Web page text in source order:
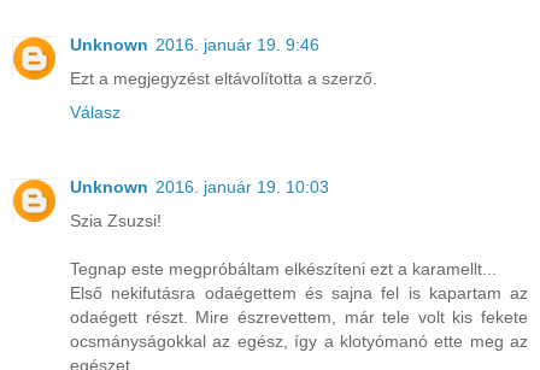
Unknown 2016. január 19. 9:46
Ezt a megjegyzést eltávolította a szerző.
Válasz
Unknown 2016. január 19. 10:03
Szia Zsuzsi!
Tegnap este megpróbáltam elkészíteni ezt a karamellt...
Első nekifutásra odaégettem és sajna fel is kapartam az
odaégett részt. Mire észrevettem, már tele volt kis fekete
ocsmányságokkal az egész, így a klotyómanó ette meg az
egészet.